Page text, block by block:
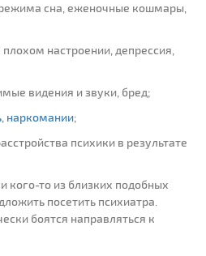
сна, еженочные кошмары,
настроении, депрессия,
видения и звуки, бред;
наркомании;
психики в результате
кого-то из близких подобных
посетить психиатра.
боятся направляться к